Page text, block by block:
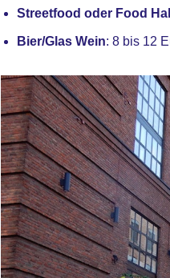
Streetfood oder Food
Bier/Glas Wein: 8 bis 12